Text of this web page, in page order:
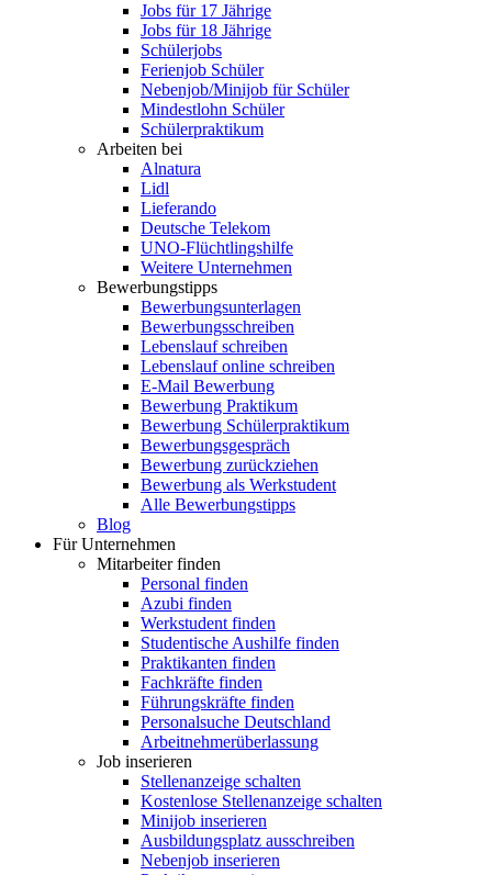
Jobs für 17 Jährige
Jobs für 18 Jährige
Schülerjobs
Ferienjob Schüler
Nebenjob/Minijob für Schüler
Mindestlohn Schüler
Schülerpraktikum
Arbeiten bei
Alnatura
Lidl
Lieferando
Deutsche Telekom
UNO-Flüchtlingshilfe
Weitere Unternehmen
Bewerbungstipps
Bewerbungsunterlagen
Bewerbungsschreiben
Lebenslauf schreiben
Lebenslauf online schreiben
E-Mail Bewerbung
Bewerbung Praktikum
Bewerbung Schülerpraktikum
Bewerbungsgespräch
Bewerbung zurückziehen
Bewerbung als Werkstudent
Alle Bewerbungstipps
Blog
Für Unternehmen
Mitarbeiter finden
Personal finden
Azubi finden
Werkstudent finden
Studentische Aushilfe finden
Praktikanten finden
Fachkräfte finden
Führungskräfte finden
Personalsuche Deutschland
Arbeitnehmerüberlassung
Job inserieren
Stellenanzeige schalten
Kostenlose Stellenanzeige schalten
Minijob inserieren
Ausbildungsplatz ausschreiben
Nebenjob inserieren